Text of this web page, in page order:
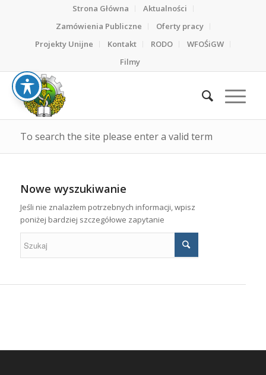
Strona Główna
Aktualności
Zamówienia Publiczne
Oferty pracy
Projekty Unijne
Kontakt RODO
WFOŚiGW
Filmy
To search the site please enter a valid term
Nowe wyszukiwanie
Jeśli nie znalazłem potrzebnych informacji, wpisz
poniżej bardziej szczegółowe zapytanie